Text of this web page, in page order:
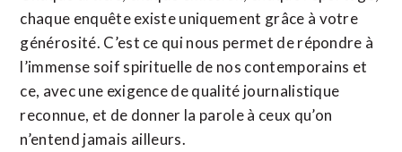
chaque enquête existe uniquement grâce à votre
générosité. C’est ce qui nous permet de répondre à
l’immense soif spirituelle de nos contemporains et
ce, avec une exigence de qualité journalistique
reconnue, et de donner la parole à ceux qu’on
n’entend jamais ailleurs.